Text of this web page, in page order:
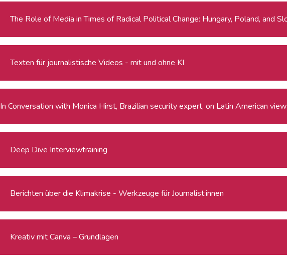
The Role of Media in Times of Radical Political Change: Hungary, Poland, and
Texten für journalistische Videos - mit und ohne KI
In Conversation with Monica Hirst, Brazilian security expert, on Latin American
Deep Dive Interviewtraining
Berichten über die Klimakrise - Werkzeuge für Journalist:innen
Kreativ mit Canva – Grundlagen